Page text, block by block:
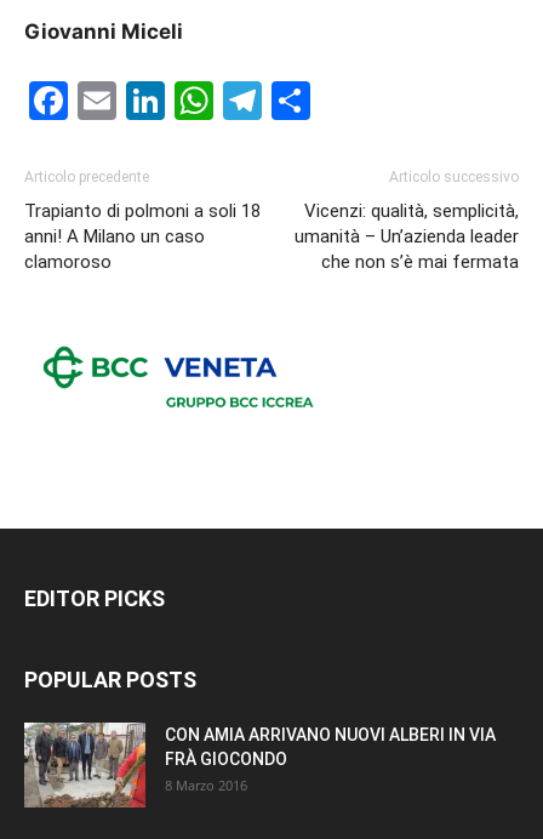
Giovanni Miceli
Facebook
EmailLinkedIn
WhatsApp
Telegram
Articolo precedente
Trapianto di polmoni a soli 18
anni! A Milano un caso
clamoroso
Articolo successivo
Vicenzi: qualità, semplicità,
umanità – Un’azienda leader
che non s’è mai fermata
EDITOR PICKS
POPULAR POSTS
CON AMIA ARRIVANO NUOVI ALBERI IN VIA
FRÀ GIOCONDO
8 Marzo 2016